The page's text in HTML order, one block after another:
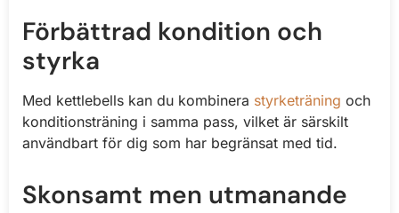
Förbättrad kondition och
styrka
Med kettlebells kan du kombinera styrketräning och
konditionsträning i samma pass, vilket är särskilt
användbart för dig som har begränsat med tid.
Skonsamt men utmanande